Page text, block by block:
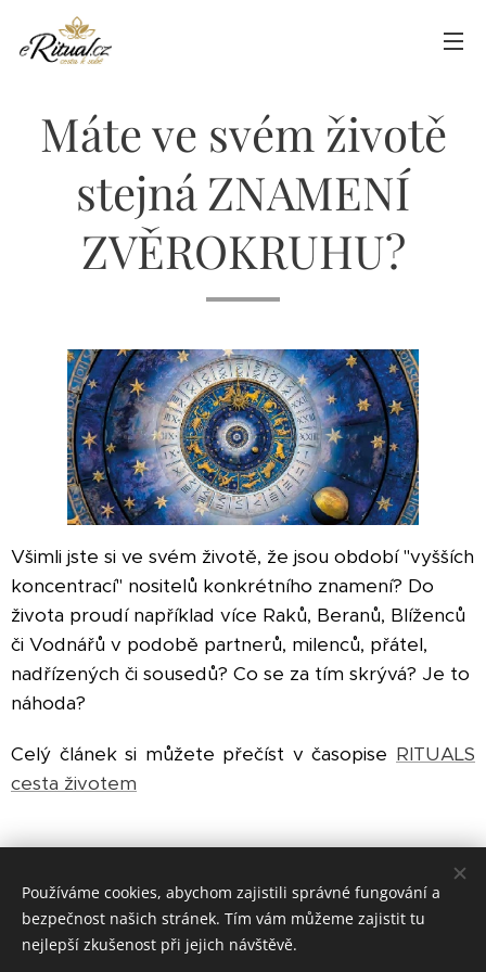
Máte ve svém životě
stejná ZNAMENÍ
ZVĚROKRUHU?
Všimli jste si ve svém životě, že jsou období "vyšších
koncentrací" nositelů konkrétního znamení? Do
života proudí například více Raků, Beranů, Blíženců
či Vodnářů v podobě partnerů, milenců, přátel,
nadřízených či sousedů? Co se za tím skrývá? Je to
náhoda?
Celý článek si můžete přečíst v časopise RITUALS
cesta životem
Používáme cookies, abychom zajistili správné fungování a
bezpečnost našich stránek. Tím vám můžeme zajistit tu
nejlepší zkušenost při jejich návštěvě.